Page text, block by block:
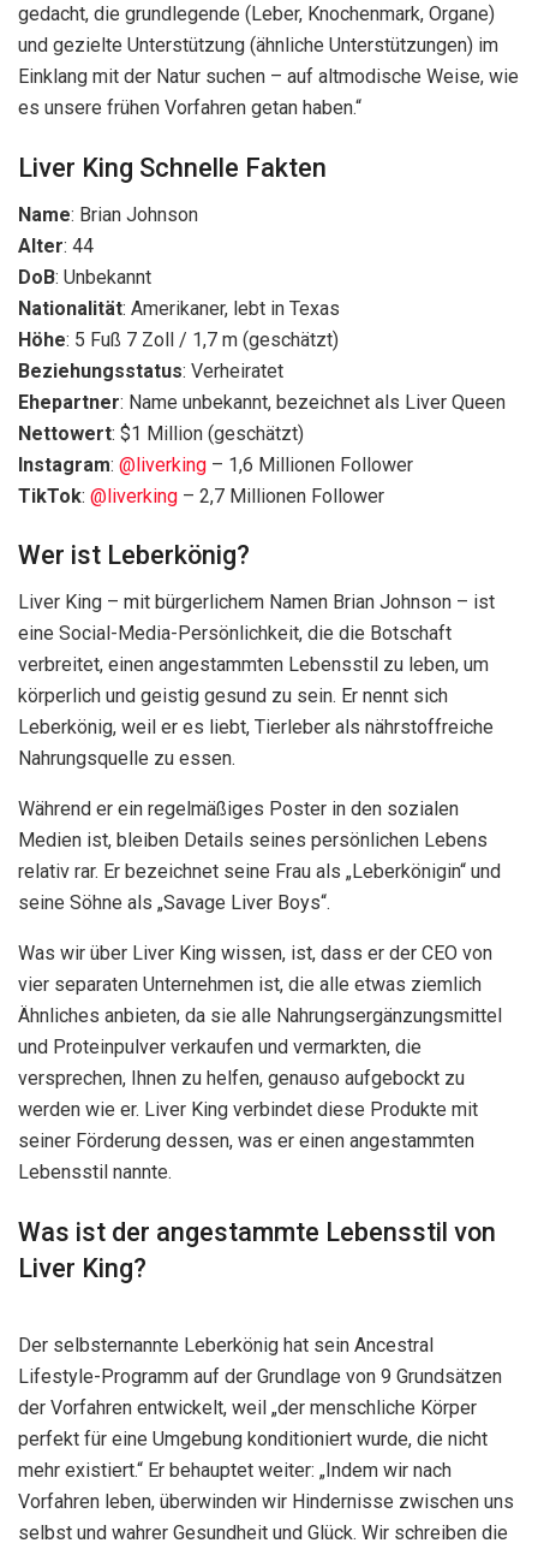
gedacht, die grundlegende (Leber, Knochenmark, Organe)
und gezielte Unterstützung (ähnliche Unterstützungen) im
Einklang mit der Natur suchen – auf altmodische Weise, wie
es unsere frühen Vorfahren getan haben.“
Liver King Schnelle Fakten
Name: Brian Johnson
Alter: 44
DoB: Unbekannt
Nationalität: Amerikaner, lebt in Texas
Höhe: 5 Fuß 7 Zoll / 1,7 m (geschätzt)
Beziehungsstatus: Verheiratet
Ehepartner: Name unbekannt, bezeichnet als Liver Queen
Nettowert: $1 Million (geschätzt)
Instagram: @liverking – 1,6 Millionen Follower
TikTok: @liverking – 2,7 Millionen Follower
Wer ist Leberkönig?
Liver King – mit bürgerlichem Namen Brian Johnson – ist
eine Social-Media-Persönlichkeit, die die Botschaft
verbreitet, einen angestammten Lebensstil zu leben, um
körperlich und geistig gesund zu sein. Er nennt sich
Leberkönig, weil er es liebt, Tierleber als nährstoffreiche
Nahrungsquelle zu essen.
Während er ein regelmäßiges Poster in den sozialen
Medien ist, bleiben Details seines persönlichen Lebens
relativ rar. Er bezeichnet seine Frau als „Leberkönigin“ und
seine Söhne als „Savage Liver Boys“.
Was wir über Liver King wissen, ist, dass er der CEO von
vier separaten Unternehmen ist, die alle etwas ziemlich
Ähnliches anbieten, da sie alle Nahrungsergänzungsmittel
und Proteinpulver verkaufen und vermarkten, die
versprechen, Ihnen zu helfen, genauso aufgebockt zu
werden wie er. Liver King verbindet diese Produkte mit
seiner Förderung dessen, was er einen angestammten
Lebensstil nannte.
Was ist der angestammte Lebensstil von
Liver King?
Der selbsternannte Leberkönig hat sein Ancestral
Lifestyle-Programm auf der Grundlage von 9 Grundsätzen
der Vorfahren entwickelt, weil „der menschliche Körper
perfekt für eine Umgebung konditioniert wurde, die nicht
mehr existiert.“ Er behauptet weiter: „Indem wir nach
Vorfahren leben, überwinden wir Hindernisse zwischen uns
selbst und wahrer Gesundheit und Glück. Wir schreiben die